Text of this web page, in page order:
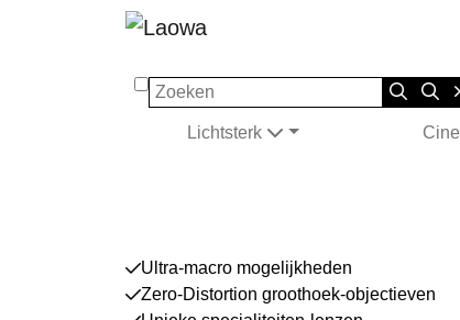
Zoeken
Lichtsterk Cine
Ultra-macro mogelijkheden
Zero-Distortion groothoek-objectieven